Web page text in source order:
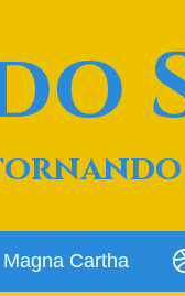
Magna Cartha